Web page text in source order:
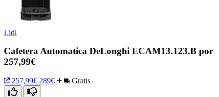
Lidl
Cafetera Automatica DeLonghi ECAM13.123.B por
257,99€
257,99€ 289€ Gratis